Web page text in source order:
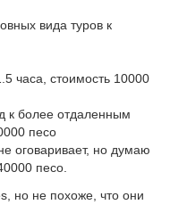
вида туров к
часа, стоимость 10000
к более отдаленным
песо
оговаривает, но думаю
песо.
но не похоже, что они